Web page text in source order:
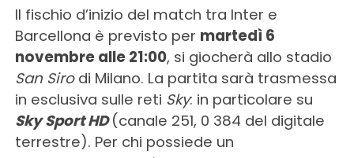
Il fischio d’inizio del match tra Inter e
Barcellona è previsto per martedì 6
novembre alle 21:00, si giocherà allo stadio
San Sirodi Milano. La partita sarà trasmessa
in esclusiva sulle reti Sky: in particolare su
Sky Sport HD (canale 251, 0 384 del digitale
terrestre). Per chi possiede un